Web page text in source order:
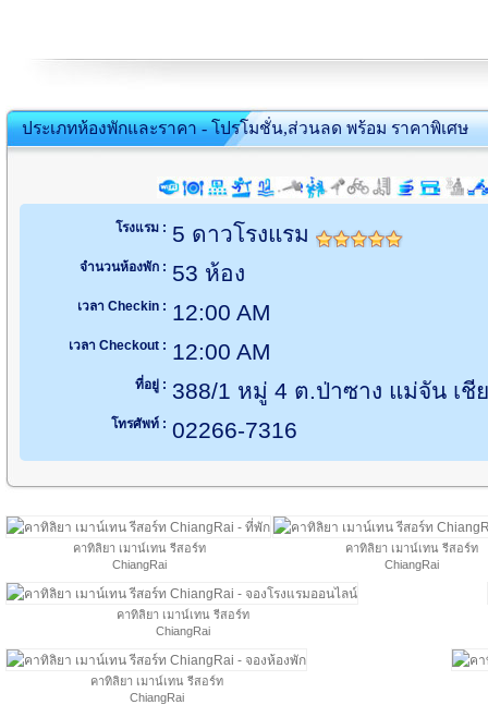
ประเภทห้องพักและราคา - โปรโมชั่น,ส่วนลด พร้อม ราคาพิเศษ
โรงแรม : 5 ดาวโรงแรม
จำนวนห้องพัก : 53 ห้อง
เวลา Checkin : 12:00 AM
เวลา Checkout : 12:00 AM
ที่อยู่ : 388/1 หมู่ 4 ต.ป่าซาง แม่จัน เชี
โทรศัพท์ : 02266-7316
คาทิลิยา เมาน์เทน รีสอร์ท
ChiangRai
คาทิลิยา เมาน์เทน รีสอร์ท
ChiangRai
คาทิลิยา เมาน์เทน รีสอร์ท
ChiangRai
คาทิลิยา เมาน์เทน รีสอร์ท
ChiangRai